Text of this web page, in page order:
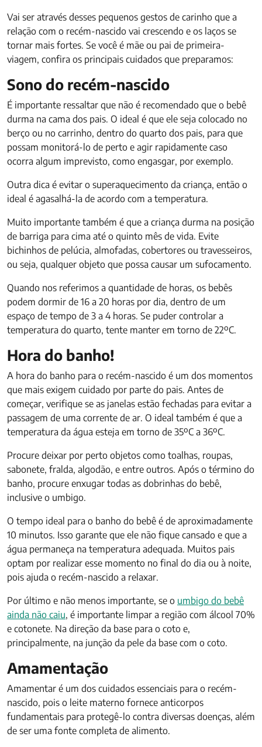
Vai ser através desses pequenos gestos de carinho que a
relação com o recém-nascido vai crescendo e os laços se
tornar mais fortes. Se você é mãe ou pai de primeira-
viagem, confira os principais cuidados que preparamos:
Sono do recém-nascido
É importante ressaltar que não é recomendado que o bebê
durma na cama dos pais. O ideal é que ele seja colocado no
berço ou no carrinho, dentro do quarto dos pais, para que
possam monitorá-lo de perto e agir rapidamente caso
ocorra algum imprevisto, como engasgar, por exemplo.
Outra dica é evitar o superaquecimento da criança, então o
ideal é agasalhá-la de acordo com a temperatura.
Muito importante também é que a criança durma na posição
de barriga para cima até o quinto mês de vida. Evite
bichinhos de pelúcia, almofadas, cobertores ou travesseiros,
ou seja, qualquer objeto que possa causar um sufocamento.
Quando nos referimos a quantidade de horas, os bebês
podem dormir de 16 a 20 horas por dia, dentro de um
espaço de tempo de 3 a 4 horas. Se puder controlar a
temperatura do quarto, tente manter em torno de 22ºC.
Hora do banho!
A hora do banho para o recém-nascido é um dos momentos
que mais exigem cuidado por parte do pais. Antes de
começar, verifique se as janelas estão fechadas para evitar a
passagem de uma corrente de ar. O ideal também é que a
temperatura da água esteja em torno de 35ºC a 36ºC.
Procure deixar por perto objetos como toalhas, roupas,
sabonete, fralda, algodão, e entre outros. Após o término do
banho, procure enxugar todas as dobrinhas do bebê,
inclusive o umbigo.
O tempo ideal para o banho do bebê é de aproximadamente
10 minutos. Isso garante que ele não fique cansado e que a
água permaneça na temperatura adequada. Muitos pais
optam por realizar esse momento no final do dia ou à noite,
pois ajuda o recém-nascido a relaxar.
Por último e não menos importante, se o umbigo do bebê
ainda não caiu, é importante limpar a região com álcool 70%
e cotonete. Na direção da base para o coto e,
principalmente, na junção da pele da base com o coto.
Amamentação
Amamentar é um dos cuidados essenciais para o recém-
nascido, pois o leite materno fornece anticorpos
fundamentais para protegê-lo contra diversas doenças, além
de ser uma fonte completa de alimento.